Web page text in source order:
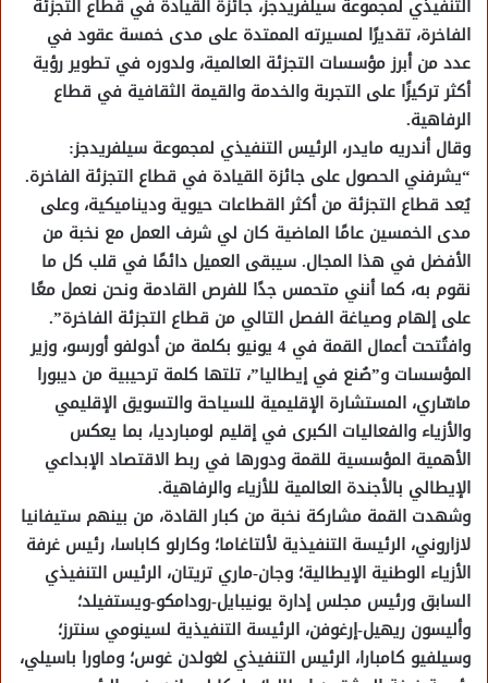
التنفيذي لمجموعة سيلفريدجز، جائزة القيادة في قطاع التجزئة
الفاخرة، تقديرًا لمسيرته الممتدة على مدى خمسة عقود في
عدد من أبرز مؤسسات التجزئة العالمية، ولدوره في تطوير رؤية
أكثر تركيزًا على التجربة والخدمة والقيمة الثقافية في قطاع
الرفاهية.
وقال أندريه مايدر، الرئيس التنفيذي لمجموعة سيلفريدجز:
“يشرفني الحصول على جائزة القيادة في قطاع التجزئة الفاخرة.
يُعد قطاع التجزئة من أكثر القطاعات حيوية وديناميكية، وعلى
مدى الخمسين عامًا الماضية كان لي شرف العمل مع نخبة من
الأفضل في هذا المجال. سيبقى العميل دائمًا في قلب كل ما
نقوم به، كما أنني متحمس جدًا للفرص القادمة ونحن نعمل معًا
على إلهام وصياغة الفصل التالي من قطاع التجزئة الفاخرة”.
وافتُتحت أعمال القمة في 4 يونيو بكلمة من أدولفو أورسو، وزير
المؤسسات و”صُنع في إيطاليا”، تلتها كلمة ترحيبية من ديبورا
ماسّاري، المستشارة الإقليمية للسياحة والتسويق الإقليمي
والأزياء والفعاليات الكبرى في إقليم لومبارديا، بما يعكس
الأهمية المؤسسية للقمة ودورها في ربط الاقتصاد الإبداعي
الإيطالي بالأجندة العالمية للأزياء والرفاهية.
وشهدت القمة مشاركة نخبة من كبار القادة، من بينهم ستيفانيا
لازاروني، الرئيسة التنفيذية لألتاغاما؛ وكارلو كاباسا، رئيس غرفة
الأزياء الوطنية الإيطالية؛ وجان-ماري تريتان، الرئيس التنفيذي
السابق ورئيس مجلس إدارة يونيبايل-رودامكو-ويستفيلد؛
وأليسون ريهيل-إرغوفن، الرئيسة التنفيذية لسينومي سنترز؛
وسيلفيو كامبارا، الرئيس التنفيذي لغولدن غوس؛ وماورا باسيلي،